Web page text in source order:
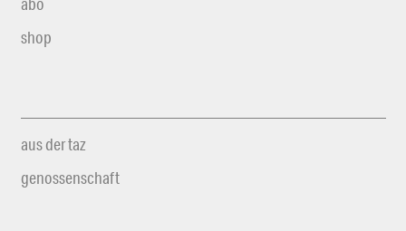
shop
aus der taz
genossenschaft